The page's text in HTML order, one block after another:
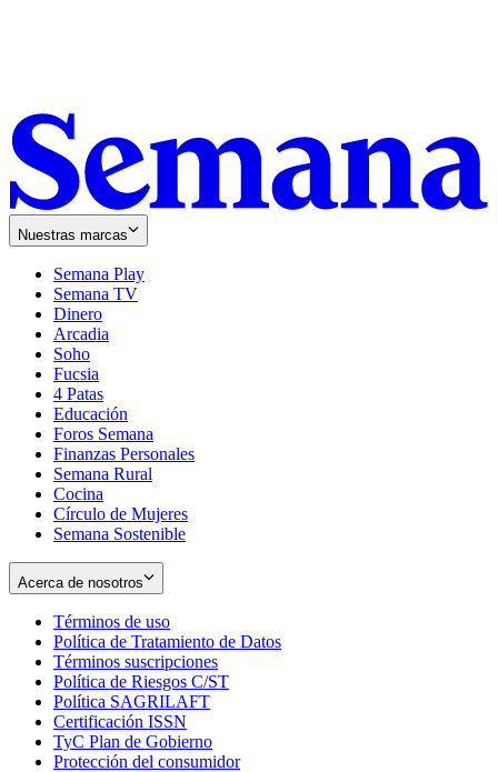
Nuestras marcas
Semana Play
Semana TV
Dinero
Arcadia
Soho
in
new
window
Fucsia
in
new
window
4 Patas
Educación
Foros Semana
Finanzas Personales
Semana Rural
Cocina
Círculo de Mujeres
Semana Sostenible
Acerca de nosotros
Términos de uso
in
new
window
Política de Tratamiento de Datos
Términos suscripciones
in
Política de Riesgos C/ST
Política SAGRILAFT
new
window
Certificación ISSN
in
new
TyC Plan de Gobierno
in
Protección del consumidorOpens